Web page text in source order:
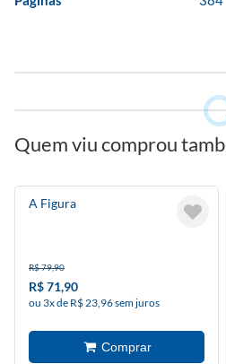
Quem viu comprou
A Figura
R$ 79,90
R$ 71,90
ou 3x de R$ 23,96 sem juros